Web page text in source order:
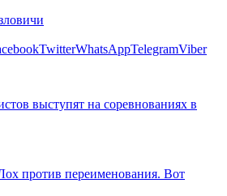
TwitterWhatsAppTelegramViber
выступят на соревнованиях в
против переименования. Вот